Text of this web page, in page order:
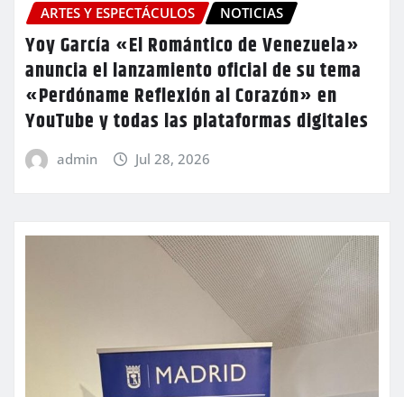
ARTES Y ESPECTÁCULOS NOTICIAS
​Yoy García «El Romántico de Venezuela»
anuncia el lanzamiento oficial de su tema
«Perdóname Reflexión al Corazón» en
YouTube y todas las plataformas digitales
admin Jul 28, 2026